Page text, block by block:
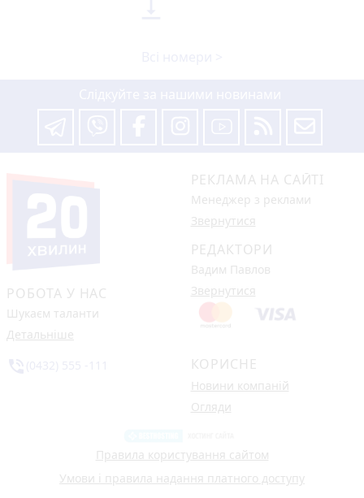
РОБОТА У НАС
Шукаєм таланти
Детальніше
РЕКЛАМА НА САЙТІ
Менеджер з реклами
Звернутися
РЕДАКТОРИ
Вадим Павлов
Звернутися
КОРИСНЕ
Новини компаній
Огляди
Правила користування сайтом
Умови і правила надання платного доступу